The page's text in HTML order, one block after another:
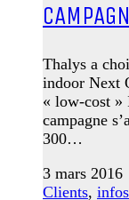
Thalys a
indoor Next
« low-cost »
campagne
300…
3 mars 2016
Clients, infos